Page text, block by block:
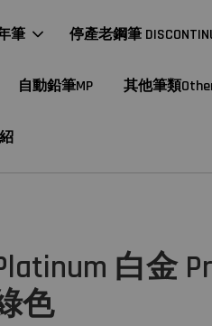
筆 停產老鋼筆
自動鉛筆MP 其他筆類
白金
色